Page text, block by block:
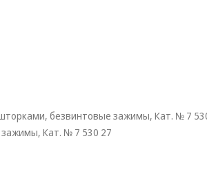
безвинтовые зажимы, Кат. № 7
Кат. № 7 530 27